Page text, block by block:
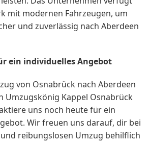
mit modernen Fahrzeugen, um
und zuverlässig nach Aberdeen
ein individuelles Angebot
von Osnabrück nach Aberdeen
Umzugskönig Kappel Osnabrück
uns noch heute für ein
Wir freuen uns darauf, dir bei
reibungslosen Umzug behilflich